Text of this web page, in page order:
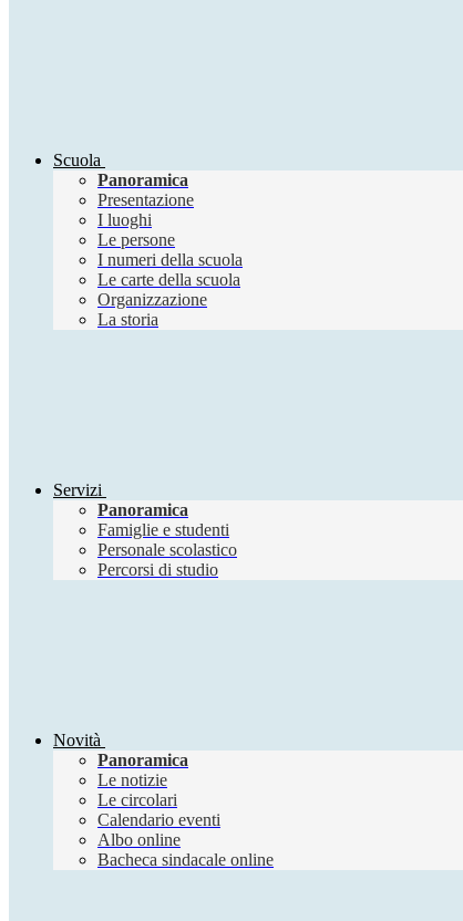
Scuola
Panoramica
Presentazione
I luoghi
Le persone
I numeri della scuola
Le carte della scuola
Organizzazione
La storia
Servizi
Panoramica
Famiglie e studenti
Personale scolastico
Percorsi di studio
Novità
Panoramica
Le notizie
Le circolari
Calendario eventi
Albo online
Bacheca sindacale online